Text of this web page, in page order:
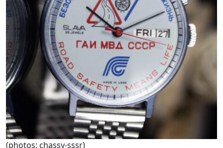
(photos: chassy-sssr)